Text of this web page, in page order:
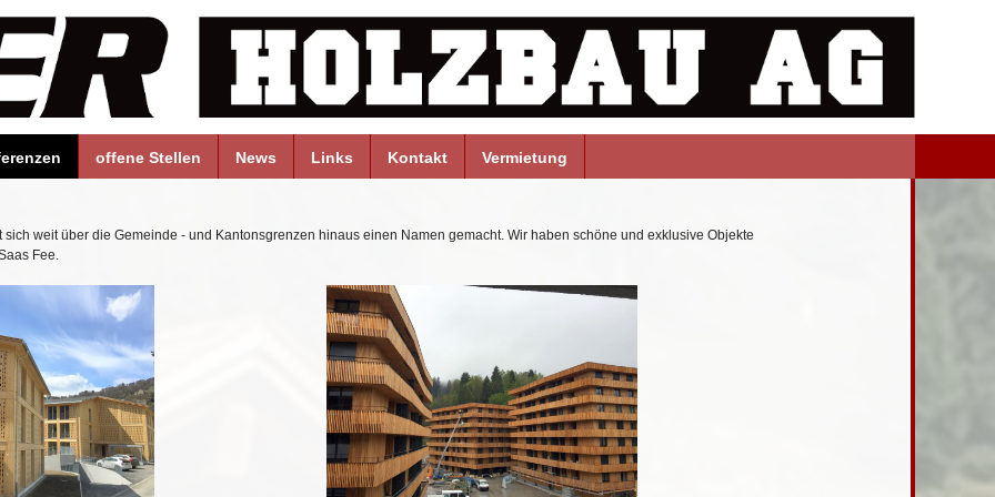
offene Stellen News Links Kontakt Vermietung
sich weit über die Gemeinde - und Kantonsgrenzen hinaus einen Namen gemacht. Wir haben schöne und exklusive Objekte
Fee.